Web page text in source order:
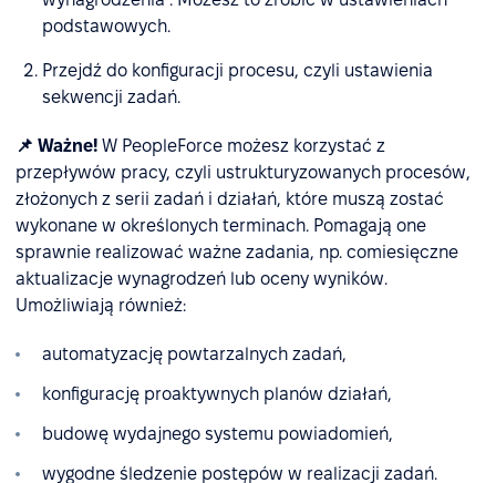
podstawowych.
Przejdź do konfiguracji procesu, czyli ustawienia
sekwencji zadań.
📌 Ważne! W PeopleForce możesz korzystać z
przepływów pracy, czyli ustrukturyzowanych procesów,
złożonych z serii zadań i działań, które muszą zostać
wykonane w określonych terminach. Pomagają one
sprawnie realizować ważne zadania, np. comiesięczne
aktualizacje wynagrodzeń lub oceny wyników.
Umożliwiają również:
automatyzację powtarzalnych zadań,
konfigurację proaktywnych planów działań,
budowę wydajnego systemu powiadomień,
wygodne śledzenie postępów w realizacji zadań.